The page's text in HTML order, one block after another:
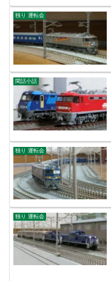
独り 運転会
閑話小話
独り 運転会
独り 運転会